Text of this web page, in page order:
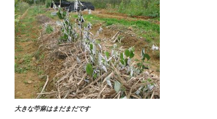
大きな苧麻はまだまだです